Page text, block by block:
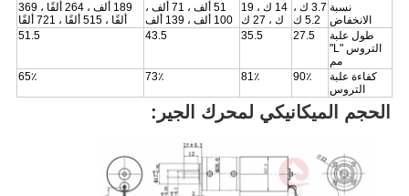
نسبة
الانخفاض
3.7 ك ،
5.2 ك
14 ك ، 19
ك ، 27 ك
51 ألف ، 71 ألف ،
100 ألف ، 139 ألف
189 ألف ، 264 ألفًا ، 369
ألفًا ، 515 ألفًا ، 721 ألفًا
طول علبة
التروس "L"
مم
27.5
35.5
43.5
51.5
كفاءة علبة
التروس
90٪ 81٪ 73٪ 65٪
الحجم الميكانيكي لمحرك الجير: